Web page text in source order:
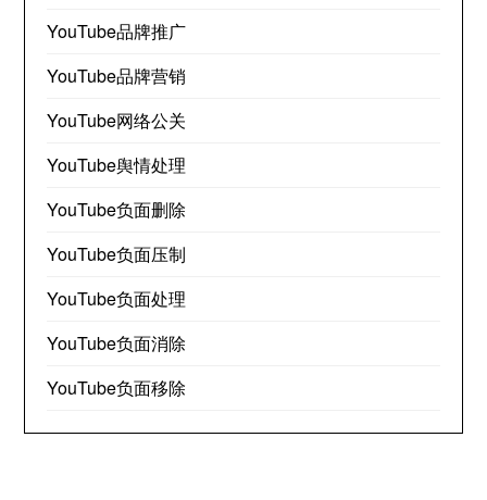
YouTube品牌推广
YouTube品牌营销
YouTube网络公关
YouTube舆情处理
YouTube负面删除
YouTube负面压制
YouTube负面处理
YouTube负面消除
YouTube负面移除